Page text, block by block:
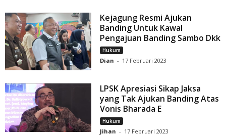
Kejagung Resmi Ajukan
Banding Untuk Kawal
Pengajuan Banding Sambo Dkk
Hukum
Dian - 17 Februari 2023
LPSK Apresiasi Sikap Jaksa
yang Tak Ajukan Banding Atas
Vonis Bharada E
Hukum
Jihan - 17 Februari 2023